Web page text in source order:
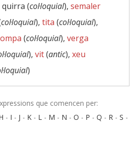
quirra (col·loquial), semaler
col·loquial), tita (col·loquial),
(col·loquial), verga
), vit(antic), xeu
)
que comencen per:
- I - J - K - L - M - N - O - P - Q - R - S -